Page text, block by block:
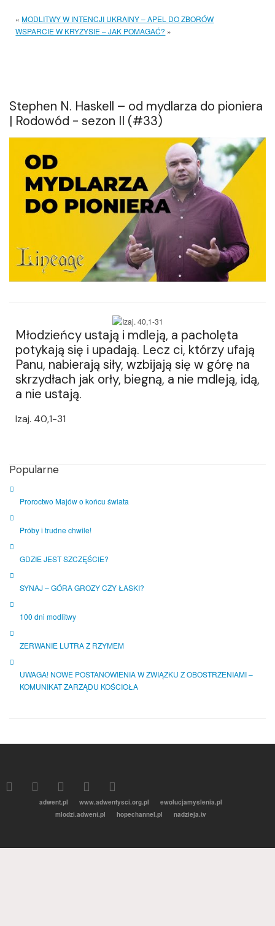
«MODLITWY W INTENCJI UKRAINY – APEL DO ZBORÓW
WSPARCIE W KRYZYSIE – JAK POMAGAĆ? »
Stephen N. Haskell – od mydlarza do pioniera
| Rodowód - sezon II (#33)
Młodzieńcy ustają i mdleją, a pacholęta
potykają się i upadają. Lecz ci, którzy ufają
Panu, nabierają siły, wzbijają się w górę na
skrzydłach jak orły, biegną, a nie mdleją, idą,
a nie ustają.
Izaj. 40,1-31
Popularne
Proroctwo Majów o końcu świata
Próby i trudne chwile!
GDZIE JEST SZCZĘŚCIE?
SYNAJ – GÓRA GROZY CZY ŁASKI?
100 dni modlitwy
ZERWANIE LUTRA Z RZYMEM
UWAGA! NOWE POSTANOWIENIA W ZWIĄZKU Z OBOSTRZENIAMI –
KOMUNIKAT ZARZĄDU KOŚCIOŁA
adwent.pl www.adwentysci.org.pl
ewolucjamyslenia.pl
mlodzi.adwent.pl
hopechannel.pl nadzieja.tv